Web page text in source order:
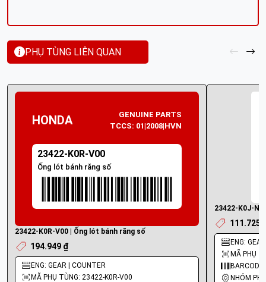
PHỤ TÙNG LIÊN QUAN
HONDA
GENUINE PARTS
TCCS: 01|2008|HVN
23422-K0R-V00
Ống lót bánh răng số
23422-K0R-V00 | Ống lót bánh răng số
194.949 ₫
ENG: GEAR | COUNTER
MÃ PHỤ TÙNG: 23422-K0R-V00
23422-K0J-
111.725
ENG:
MÃ PHỤ